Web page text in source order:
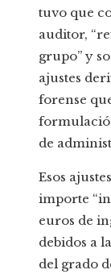
tuvo que
auditor,
grupo” y
ajustes
forense
de
Esos
importe
euros de
debidos a
del grado